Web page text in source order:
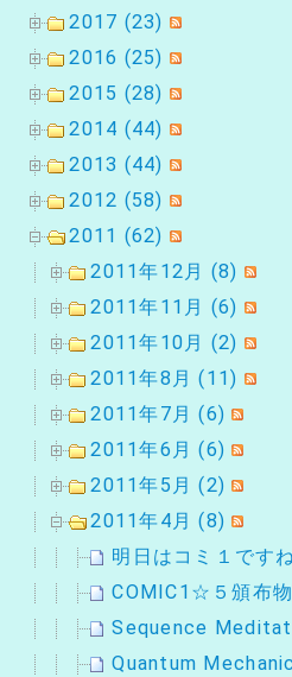
2017 (23)
2016 (25)
2015 (28)
2014 (44)
2013 (44)
2012 (58)
2011 (62)
2011年12月 (8)
2011年11月 (6)
2011年10月 (2)
2011年8月 (11)
2011年7月 (6)
2011年6月 (6)
2011年5月 (2)
2011年4月 (8)
明日はコミ１ですね
COMIC1☆５頒布物
Sequence
Quantum